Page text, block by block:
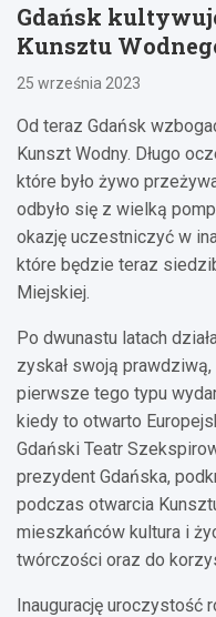
Gdańsk
Kunsztu
25 września 2023
Od teraz Gdańsk
Kunszt Wodny. Długo
które było żywo
odbyło się z wielką
okazję uczestniczyć w
które będzie teraz
Miejskiej.
Po dwunastu latach
zyskał swoją
pierwsze tego typu
kiedy to otwarto
Gdański Teatr
prezydent Gdańska,
podczas otwarcia
mieszkańców kultura i
twórczości oraz do
Inaugurację uroczystość